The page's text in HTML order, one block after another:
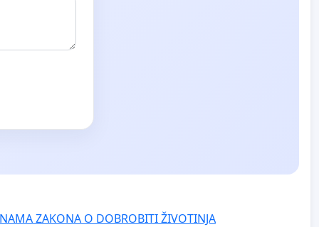
ZAKONA O DOBROBITI ŽIVOTINJA